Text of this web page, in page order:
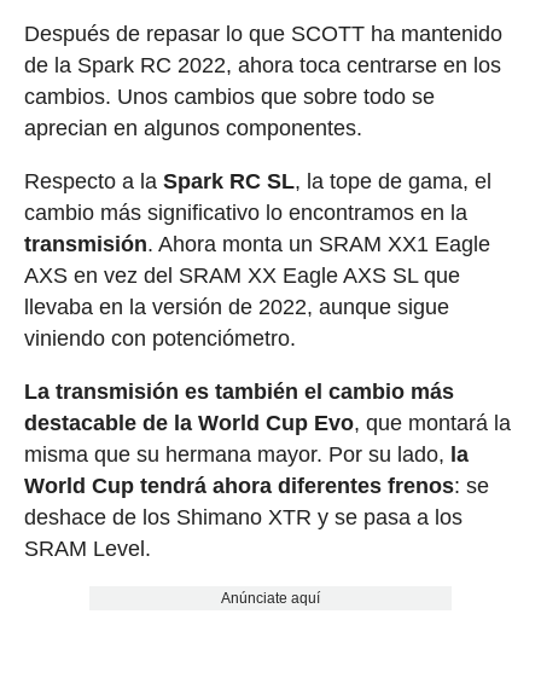
Después de repasar lo que SCOTT ha mantenido
de la Spark RC 2022, ahora toca centrarse en los
cambios. Unos cambios que sobre todo se
aprecian en algunos componentes.
Respecto a la Spark RC SL, la tope de gama, el
cambio más significativo lo encontramos en la
transmisión. Ahora monta un SRAM XX1 Eagle
AXS en vez del SRAM XX Eagle AXS SL que
llevaba en la versión de 2022, aunque sigue
viniendo con potenciómetro.
La transmisión es también el cambio más
destacable de la World Cup Evo, que montará la
misma que su hermana mayor. Por su lado, la
World Cup tendrá ahora diferentes frenos: se
deshace de los Shimano XTR y se pasa a los
SRAM Level.
Anúnciate aquí